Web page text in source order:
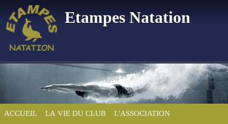
Etampes Natation
ACCUEIL LA VIE DU CLUB L'ASSOCIATION
Panneau de gestion des cookies